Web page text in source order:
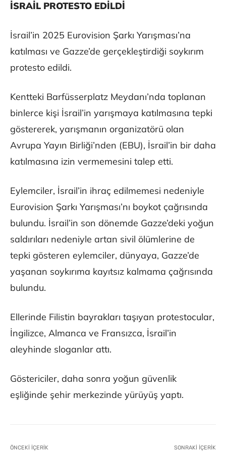
İSRAİL PROTESTO EDİLDİ
İsrail’in 2025 Eurovision Şarkı Yarışması’na
katılması ve Gazze’de gerçekleştirdiği soykırım
protesto edildi.
Kentteki Barfüsserplatz Meydanı’nda toplanan
binlerce kişi İsrail’in yarışmaya katılmasına tepki
göstererek, yarışmanın organizatörü olan
Avrupa Yayın Birliği’nden (EBU), İsrail’in bir daha
katılmasına izin vermemesini talep etti.
Eylemciler, İsrail’in ihraç edilmemesi nedeniyle
Eurovision Şarkı Yarışması’nı boykot çağrısında
bulundu. İsrail’in son dönemde Gazze’deki yoğun
saldırıları nedeniyle artan sivil ölümlerine de
tepki gösteren eylemciler, dünyaya, Gazze’de
yaşanan soykırıma kayıtsız kalmama çağrısında
bulundu.
Ellerinde Filistin bayrakları taşıyan protestocular,
İngilizce, Almanca ve Fransızca, İsrail’in
aleyhinde sloganlar attı.
Göstericiler, daha sonra yoğun güvenlik
eşliğinde şehir merkezinde yürüyüş yaptı.
ÖNCEKI İÇERIK SONRAKI İÇERIK